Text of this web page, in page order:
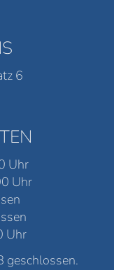
6
Uhr
Uhr
Uhr
geschlossen.